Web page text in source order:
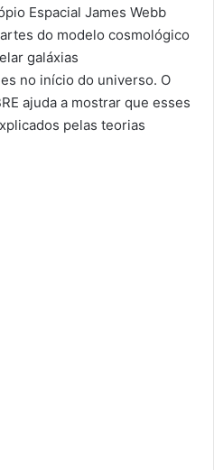
Espacial James Webb
do modelo cosmológico
galáxias
no início do universo. O
ajuda a mostrar que esses
pelas teorias